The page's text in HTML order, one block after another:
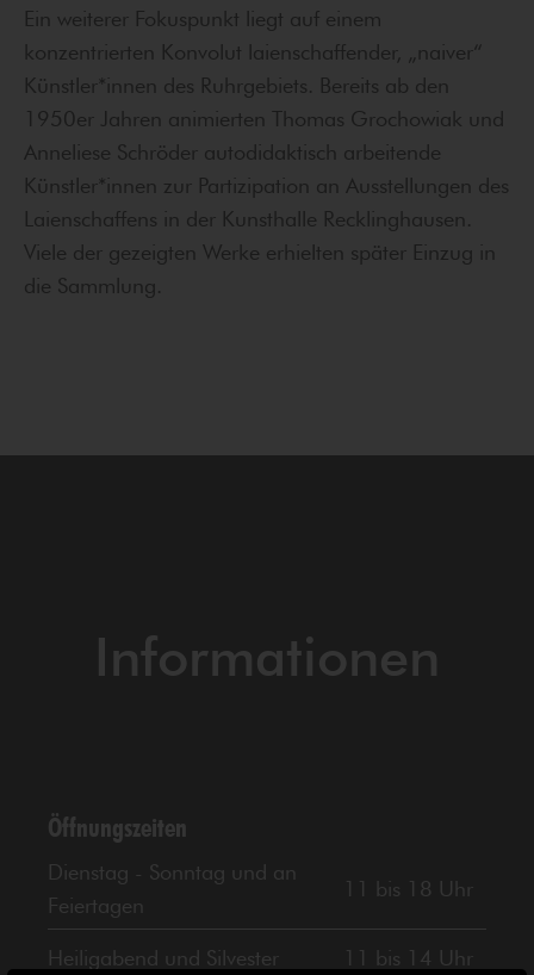
Ein weiterer Fokuspunkt liegt auf einem
konzentrierten Konvolut laienschaffender, „naiver“
Künstler*innen des Ruhrgebiets. Bereits ab den
1950er Jahren animierten Thomas Grochowiak und
Anneliese Schröder autodidaktisch arbeitende
Künstler*innen zur Partizipation an Ausstellungen des
Laienschaffens in der Kunsthalle Recklinghausen.
Viele der gezeigten Werke erhielten später Einzug in
die Sammlung.
Informationen
Öffnungszeiten
Dienstag - Sonntag und an
Feiertagen
11 bis 18 Uhr
Heiligabend und Silvester 11 bis 14 Uhr